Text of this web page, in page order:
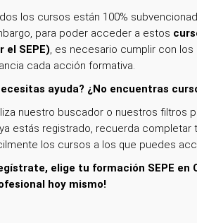
los cursos están 100%
para poder acceder a estos
el SEPE), es necesario cumplir con
cada acción formativa.
ayuda? ¿No encuentras
nuestro buscador o nuestros filtros
estás registrado, recuerda
los cursos a los que puedes
elige tu formación SEPE
hoy mismo!